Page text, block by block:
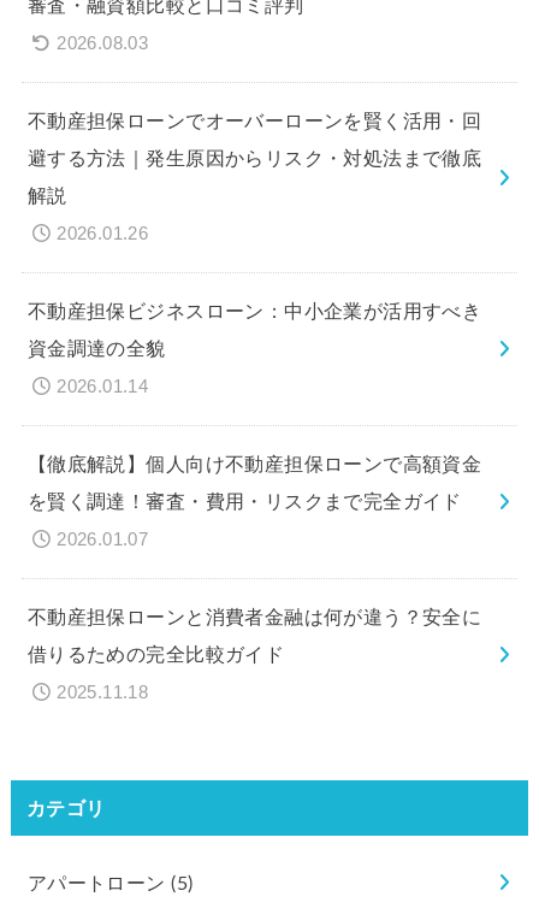
審査・融資額比較と口コミ評判
2026.08.03
不動産担保ローンでオーバーローンを賢く活用・回
避する方法｜発生原因からリスク・対処法まで徹底
解説
2026.01.26
不動産担保ビジネスローン：中小企業が活用すべき
資金調達の全貌
2026.01.14
【徹底解説】個人向け不動産担保ローンで高額資金
を賢く調達！審査・費用・リスクまで完全ガイド
2026.01.07
不動産担保ローンと消費者金融は何が違う？安全に
借りるための完全比較ガイド
2025.11.18
カテゴリ
アパートローン(5)